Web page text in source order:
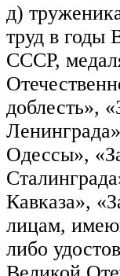
д)
труд в годы
СССР,
доблесть»,
Одессы»,
Кавказа»,
лицам,
либо